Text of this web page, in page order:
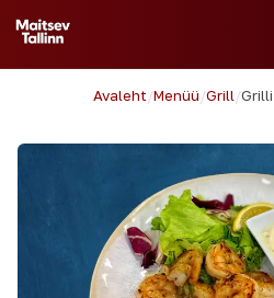
Avaleht/Menüü/Grill/